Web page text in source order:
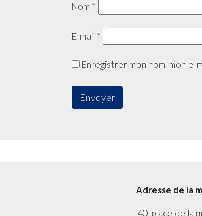
Nom *
E-mail *
Enregistrer mon nom, mon e-
Adresse de la
40, place de la